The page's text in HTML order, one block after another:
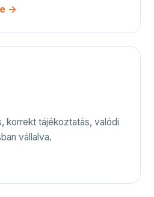
→
korrekt tájékoztatás, valódi
vállalva.